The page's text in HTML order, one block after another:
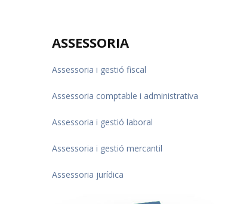
ASSESSORIA
Assessoria i gestió fiscal
Assessoria comptable i administrativa
Assessoria i gestió laboral
Assessoria i gestió mercantil
Assessoria jurídica